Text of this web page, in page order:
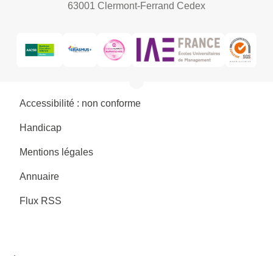
63001 Clermont-Ferrand Cedex
Accessibilité : non conforme
Handicap
Mentions légales
Annuaire
Flux RSS